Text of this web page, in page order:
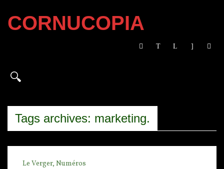
CORNUCOPIA
Tags archives: marketing.
Le Verger, Numéros